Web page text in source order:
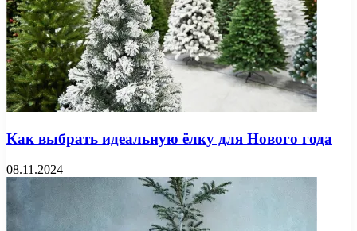
Как выбрать идеальную ёлку для Нового года
08.11.2024